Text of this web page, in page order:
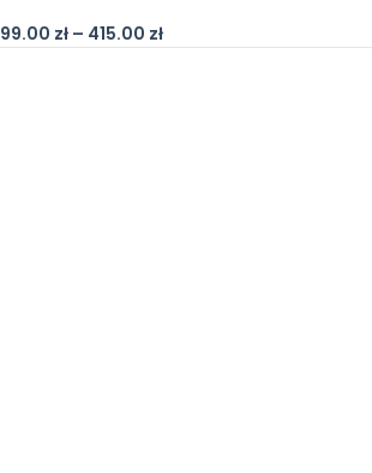
99.00 zł – 415.00 zł